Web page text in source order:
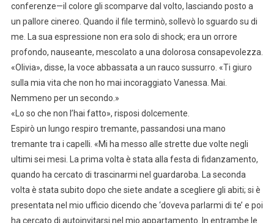
conferenze—il colore gli scomparve dal volto, lasciando posto a
un pallore cinereo. Quando il file terminò, sollevò lo sguardo su di
me. La sua espressione non era solo di shock; era un orrore
profondo, nauseante, mescolato a una dolorosa consapevolezza.
«Olivia», disse, la voce abbassata a un rauco sussurro. «Ti giuro
sulla mia vita che non ho mai incoraggiato Vanessa. Mai.
Nemmeno per un secondo.»
«Lo so che non l’hai fatto», risposi dolcemente.
Espirò un lungo respiro tremante, passandosi una mano
tremante tra i capelli. «Mi ha messo alle strette due volte negli
ultimi sei mesi. La prima volta è stata alla festa di fidanzamento,
quando ha cercato di trascinarmi nel guardaroba. La seconda
volta è stata subito dopo che siete andate a scegliere gli abiti; si è
presentata nel mio ufficio dicendo che ‘doveva parlarmi di te’ e poi
ha cercato di autoinvitarsi nel mio appartamento. In entrambe le